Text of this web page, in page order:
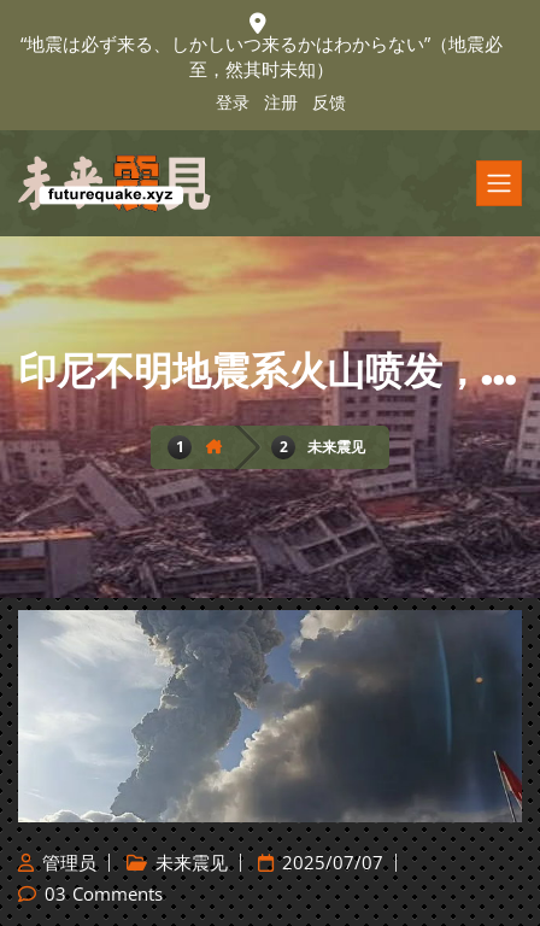
“地震は必ず来る、しかしいつ来るかはわからない”（地震必
至，然其时未知）
登录 注册 反馈
印尼不明地震系火山喷发，全球震火联动增强
未来震见
管理员 未来震见
2025/07/07
03 Comments